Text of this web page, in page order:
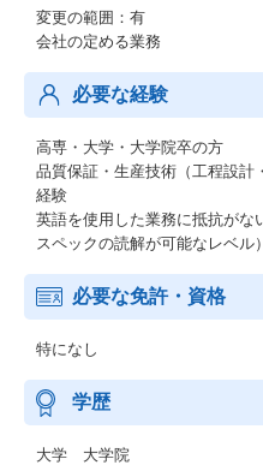
変更の範囲：有
会社の定める業務
必要な経験
高専・大学・大学院卒の方
品質保証・生産技術（工程設計
経験
英語を使用した業務に抵抗がな
スペックの読解が可能なレベル）
必要な免許・資格
特になし
学歴
大学 大学院